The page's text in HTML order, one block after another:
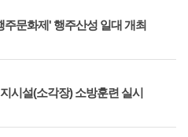
주문화제' 행주산성 일대 개최
시설(소각장) 소방훈련 실시